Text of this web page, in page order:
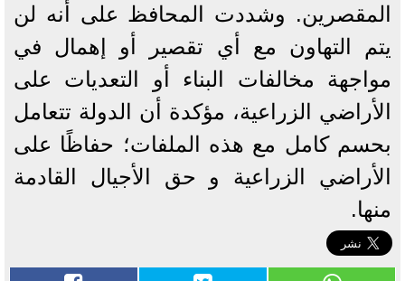
المقصرين. وشددت المحافظ على أنه لن
يتم التهاون مع أي تقصير أو إهمال في
مواجهة مخالفات البناء أو التعديات على
الأراضي الزراعية، مؤكدة أن الدولة تتعامل
بحسم كامل مع هذه الملفات؛ حفاظًا على
الأراضي الزراعية و حق الأجيال القادمة
منها.